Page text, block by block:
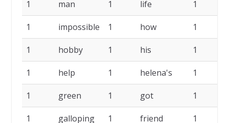
1 man 1 life 1
1 impossible 1 how 1
1 hobby 1 his 1
1 help 1 helena's 1
1 green 1 got 1
1 galloping 1 friend 1